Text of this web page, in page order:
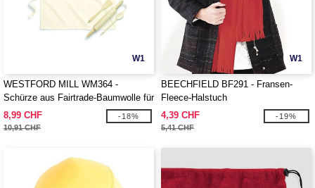
W1
WESTFORD MILL WM364 -
Schürze aus Fairtrade-Baumwolle für
Erwachsene
8,99 CHF
10,91 CHF
-18%
W1
BEECHFIELD BF291 - Fransen-
Fleece-Halstuch
4,39 CHF
5,41 CHF
-19%